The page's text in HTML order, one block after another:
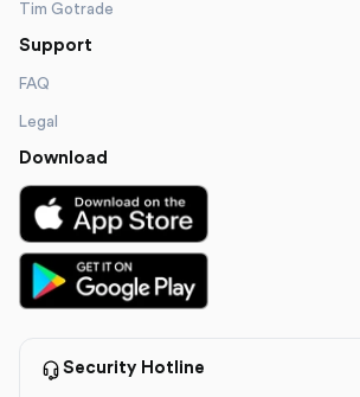
Tim Gotrade
Support
FAQ
Legal
Download
Security Hotline